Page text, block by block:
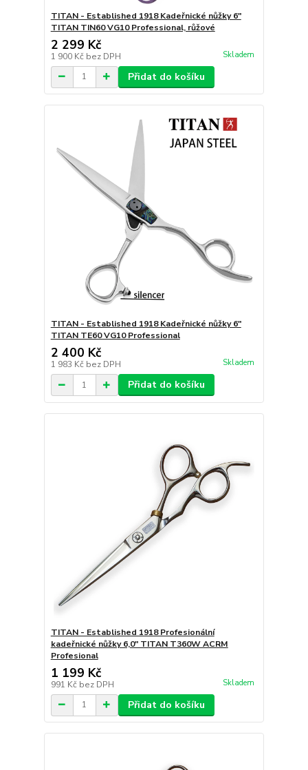
TITAN - Established 1918 Kadeřnické nůžky 6"
TITAN TIN60 VG10 Professional, růžové
2 299 Kč
1 900 Kč bez DPH Skladem
Přidat do košíku
TITAN - Established 1918 Kadeřnické nůžky 6"
TITAN TE60 VG10 Professional
2 400 Kč
1 983 Kč bez DPH Skladem
Přidat do košíku
TITAN - Established 1918 Profesionální
kadeřnické nůžky 6,0" TITAN T360W ACRM
Profesional
1 199 Kč
991 Kč bez DPH Skladem
Přidat do košíku